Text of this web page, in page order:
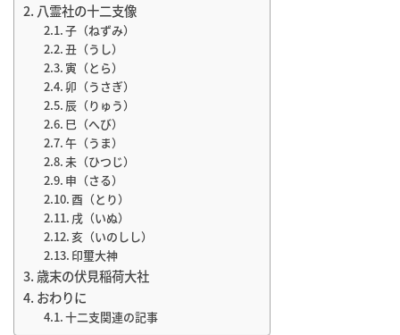
八霊社の十二支像
子（ねずみ）
丑（うし）
寅（とら）
卯（うさぎ）
辰（りゅう）
巳（へび）
午（うま）
未（ひつじ）
申（さる）
酉（とり）
戌（いぬ）
亥（いのしし）
印璽大神
歳末の伏見稲荷大社
おわりに
十二支関連の記事